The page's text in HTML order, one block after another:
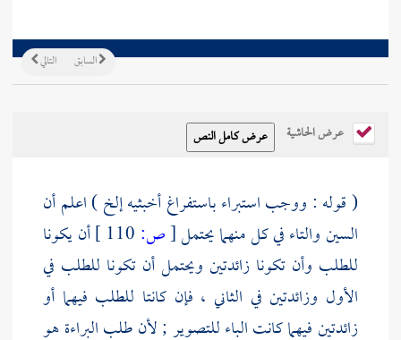
التالي السابق
عرض الحاشية
( قوله : ووجب استبراء باستفراغ أخبثيه إلخ ) اعلم أن
السين والتاء في كل منهما يحتمل[ص:
أن يكونا
للطلب وأن تكونا زائدتين ويحتمل أن تكونا للطلب في
الأول وزائدتين في الثاني ، فإن كانتا للطلب فيهما أو
زائدتين فيهما كانت الباء للتصوير ; لأن طلب البراءة هو